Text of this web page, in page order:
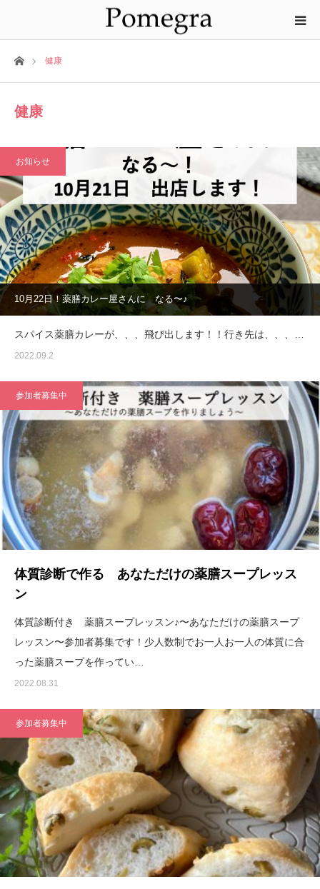
ホーム健康
健康
お知らせ
10月22日！薬膳カレー屋さんに なる〜♪
スパイス薬膳カレーが、、、飛び出します！！行き先は、、、…
2022.09.2
参加者募集中
体質診断で作る あなただけの薬膳スープレッス
ン
体質診断付き 薬膳スープレッスン♪〜あなただけの薬膳スープ
レッスン〜参加者募集です！少人数制でお一人お一人の体質に合
った薬膳スープを作ってい…
2022.08.31
参加者募集中